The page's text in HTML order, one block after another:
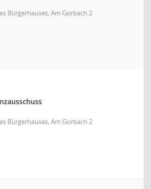
Bürgerhauses, Am Gorbach 2
Bürgerhauses, Am Gorbach 2